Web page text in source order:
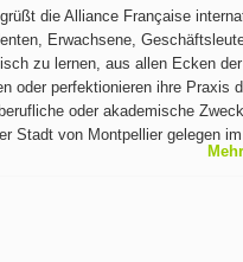
die Alliance Française
Erwachsene,
zu lernen, aus allen Ecken
oder perfektionieren ihre Praxis
oder akademische
Stadt von Montpellier gelegen
bietet Unsere